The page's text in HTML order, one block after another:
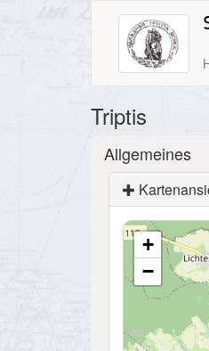
Triptis
Allgemeines
+
−